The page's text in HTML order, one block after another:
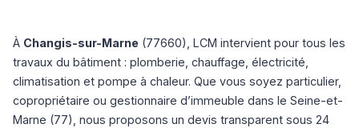
À Changis-sur-Marne (77660), LCM intervient pour tous les
travaux du bâtiment : plomberie, chauffage, électricité,
climatisation et pompe à chaleur. Que vous soyez particulier,
copropriétaire ou gestionnaire d’immeuble dans le Seine-et-
Marne (77), nous proposons un devis transparent sous 24